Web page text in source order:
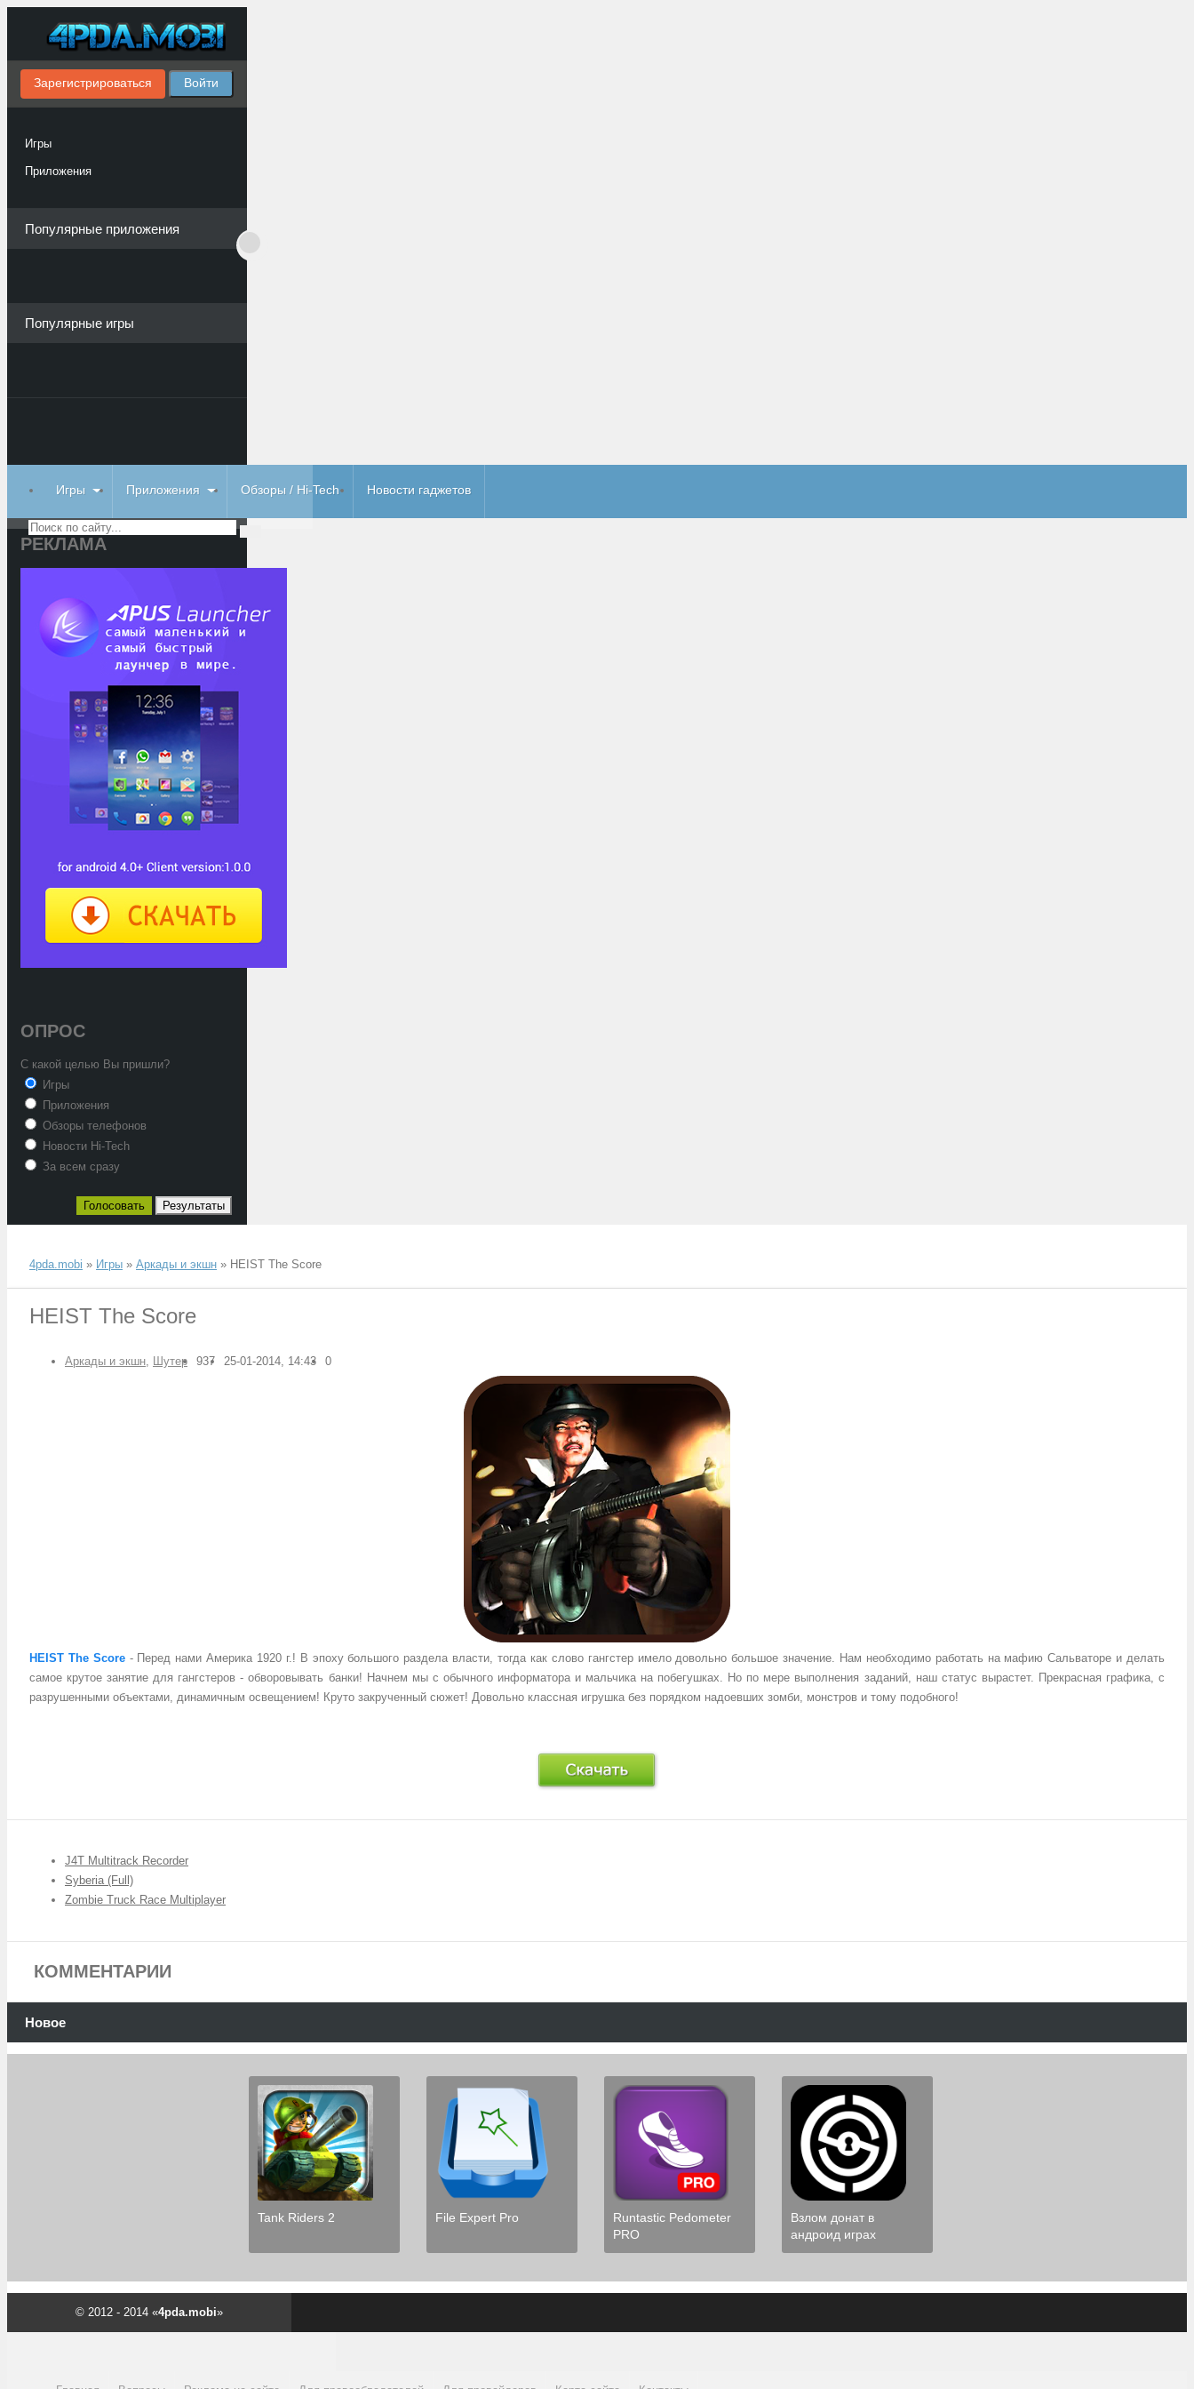
Зарегистрироваться Войти
Игры
Приложения
Популярные приложения
Популярные игры
Игры Приложения Обзоры / Hi-Tech Новости гаджетов
РЕКЛАМА
ОПРОС
С какой целью Вы пришли?
Игры
Приложения
Обзоры телефонов
Новости Hi-Tech
За всем сразу
Голосовать Результаты
4pda.mobi » Игры » Аркады и экшн » HEIST The Score
HEIST The Score
Аркады и экшн, Шутер 937 25-01-2014, 14:43 0
HEIST The Score- Перед нами Америка 1920 г.! В эпоху большого раздела власти, тогда как слово гангстер имело довольно большое значение. Нам необходимо работать на мафию Сальваторе и делать
самое крутое занятие для гангстеров - обворовывать банки! Начнем мы с обычного информатора и мальчика на побегушках. Но по мере выполнения заданий, наш статус вырастет. Прекрасная графика, с
разрушенными объектами, динамичным освещением! Круто закрученный сюжет! Довольно классная игрушка без порядком надоевших зомби, монстров и тому подобного!
J4T Multitrack Recorder
Syberia (Full)
Zombie Truck Race Multiplayer
КОММЕНТАРИИ
Новое
Tank Riders 2 File Expert Pro
Runtastic Pedometer
PRO
Взлом донат в
андроид играх
© 2012 - 2014 «4pda.mobi»